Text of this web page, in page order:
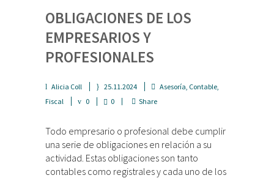
OBLIGACIONES DE LOS
EMPRESARIOS Y
PROFESIONALES
Alicia Coll 25.11.2024 Asesoría, Contable,
Fiscal
0 0 Share
Todo empresario o profesional debe cumplir
una serie de obligaciones en relación a su
actividad. Estas obligaciones son tanto
contables como registrales y cada uno de los